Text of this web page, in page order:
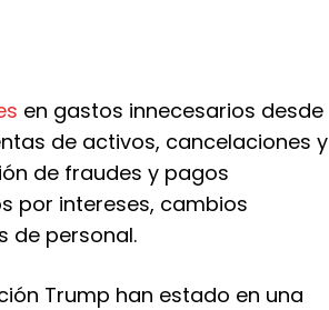
en gastos innecesarios desde
de activos, cancelaciones y
de fraudes y pagos
por intereses, cambios
de personal.
Trump han estado en una